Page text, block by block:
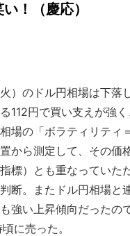
！（慶応）
）のドル円相場は下落
112円で買い支えが強く
場の「ボラティリティ
から測定して、その価
標）とも重なっていた
断。またドル円相場と
強い上昇傾向だったの
に売った。